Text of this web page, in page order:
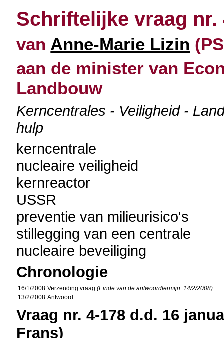
Schriftelijke vraag nr.
van Anne-Marie Lizin
aan de minister van
Landbouw
Kerncentrales - Veiligheid -
hulp
kerncentrale
nucleaire veiligheid
kernreactor
USSR
preventie van milieurisico's
stillegging van een centrale
nucleaire beveiliging
Chronologie
16/1/2008 Verzending vraag(Einde van de antwoordtermijn: 14/2/2008)
13/2/2008 Antwoord
Vraag nr. 4-178 d.d. 16
Frans)